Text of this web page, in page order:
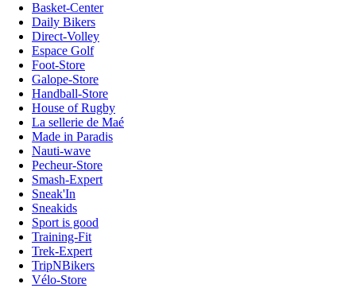
Basket-Center
Daily Bikers
Direct-Volley
Espace Golf
Foot-Store
Galope-Store
Handball-Store
House of Rugby
La sellerie de Maé
Made in Paradis
Nauti-wave
Pecheur-Store
Smash-Expert
Sneak'In
Sneakids
Sport is good
Training-Fit
Trek-Expert
TripNBikers
Vélo-Store